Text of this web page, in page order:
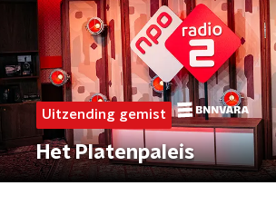
Uitzending gemist
Het Platenpaleis